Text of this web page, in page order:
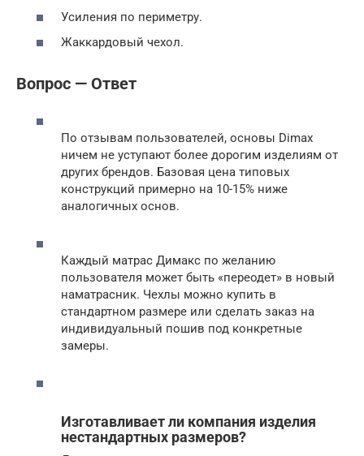
Усиления по периметру.
Жаккардовый чехол.
Вопрос — Ответ
По отзывам пользователей, основы Dimax
ничем не уступают более дорогим изделиям от
других брендов. Базовая цена типовых
конструкций примерно на 10-15% ниже
аналогичных основ.
Каждый матрас Димакс по желанию
пользователя может быть «переодет» в новый
наматрасник. Чехлы можно купить в
стандартном размере или сделать заказ на
индивидуальный пошив под конкретные
замеры.
Изготавливает ли компания изделия
нестандартных размеров?